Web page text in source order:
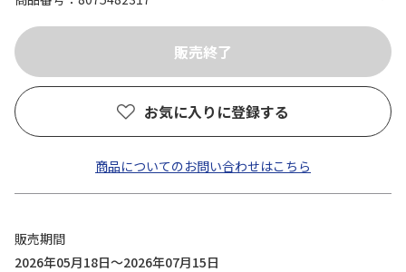
お気に入りに登録する
商品についてのお問い合わせはこちら
販売期間
2026年05月18日～2026年07月15日